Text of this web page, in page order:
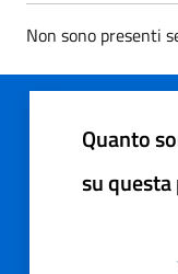
Non sono presenti
Quanto
su